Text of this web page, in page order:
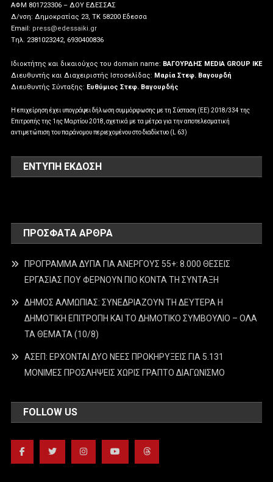
ΑΦΜ 801723306 – ΔΟΥ ΕΔΕΣΣΑΣ
Δ/νση: Δημοκρατίας 23, ΤΚ 58200 Εδεσσα
Email: press@edessaiki.gr
Tηλ. 2381023242, 6930400836
Ιδιοκτήτης και δικαιούχος του domain name: ΒΑΓΟΥΡΔΗΣ MEDIA GROUP IKE
Διευθυντής και Διαχειριστής Ιστοσελίδας: Μαρία Στεφ. Βαγουρδή
Διευθυντής Σύνταξης: Ευθύμιος Στεφ. Βαγουρδής
Η επιχείρηση έχει υπογράψει δήλωση συμμόρφωσης με τη Σύσταση (ΕΕ) 2018/334 της
Επιτροπής της 1ης Μαρτίου 2018, σχετικά με τα μέτρα για την αποτελεσματική
αντιμετώπιση του παράνομου περιεχομένου στο διαδίκτυο (L 63)
ΕΝΤΥΠΗ ΕΚΔΟΣΗ
ΠΡΌΣΦΑΤΑ ΆΡΘΡΑ
ΠΡΟΓΡΑΜΜΑ ΔΥΠΑ ΓΙΑ ΑΝΕΡΓΟΥΣ 55+: 8.000 ΘΕΣΕΙΣ
ΕΡΓΑΣΙΑΣ ΠΟΥ ΦΕΡΝΟΥΝ ΠΙΟ ΚΟΝΤΑ ΤΗ ΣΥΝΤΑΞΗ
ΔΗΜΟΣ ΑΛΜΩΠΙΑΣ: ΣΥΝΕΔΡΙΑΖΟΥΝ ΤΗ ΔΕΥΤΕΡΑ H
ΔΗΜΟΤΙΚΗ ΕΠΙΤΡΟΠΗ ΚΑΙ ΤΟ ΔΗΜΟΤΙΚΟ ΣΥΜΒΟΥΛΙΟ – ΟΛΑ
ΤΑ ΘΕΜΑΤΑ (10/8)
ΑΣΕΠ: ΕΡΧΟΝΤΑΙ ΔΥΟ ΝΕΕΣ ΠΡΟΚΗΡΥΞΕΙΣ ΓΙΑ 5.131
ΜΟΝΙΜΕΣ ΠΡΟΣΛΗΨΕΙΣ ΧΩΡΙΣ ΓΡΑΠΤΟ ΔΙΑΓΩΝΙΣΜΟ
FOLLOW US